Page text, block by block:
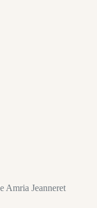
Amria Jeanneret